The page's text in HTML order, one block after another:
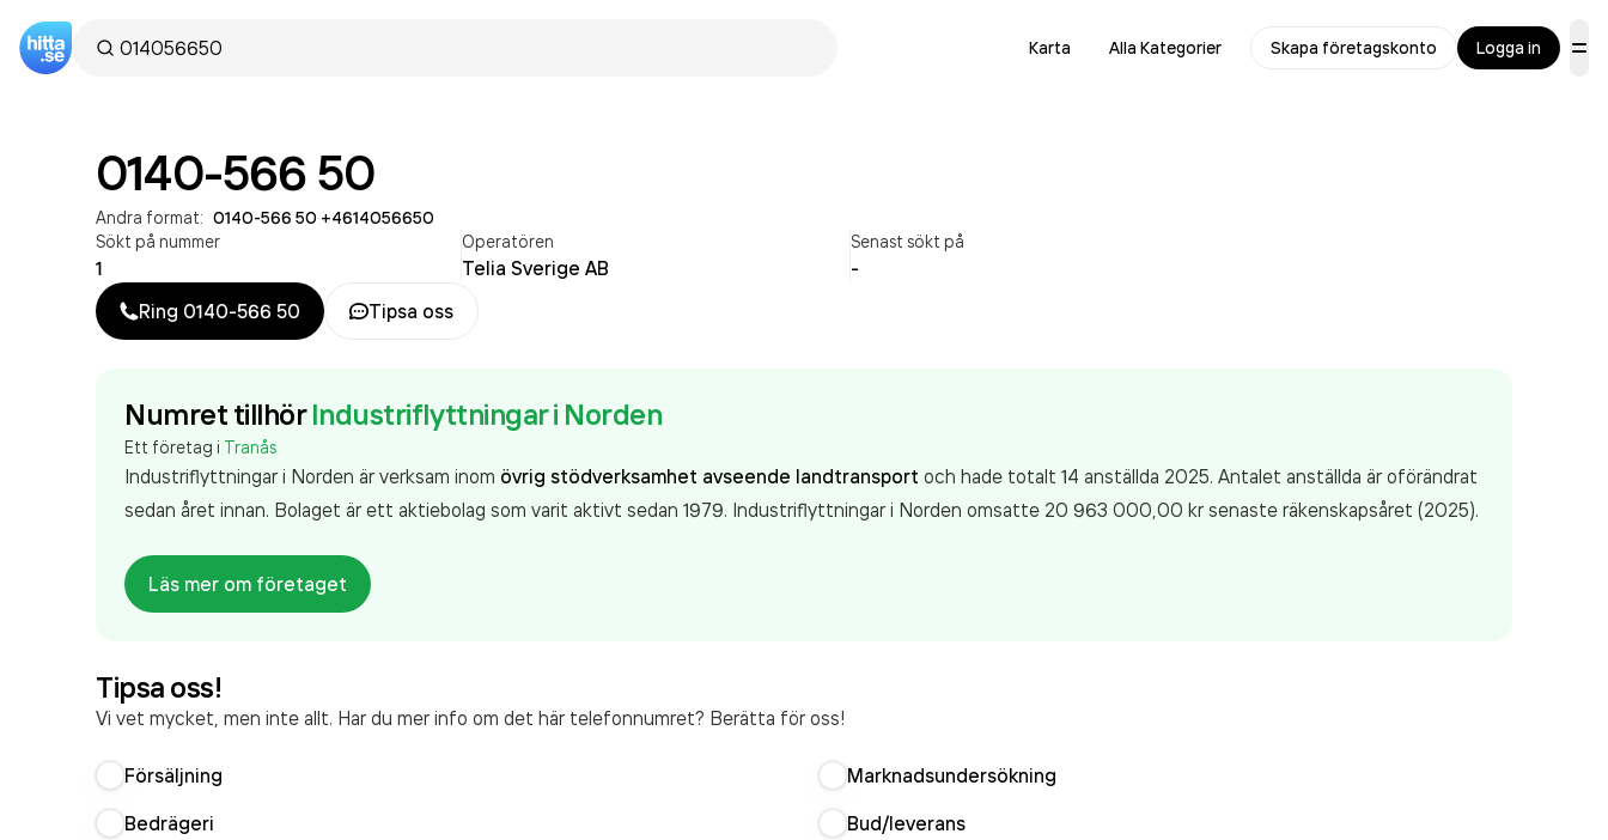
Karta Alla Kategorier Skapa företagskonto Logga in
0140-566 50
Andra format: 0140-566 50 +4614056650
Sökt på nummer
1
Operatören
Telia Sverige AB
Senast sökt på
-
Ring 0140-566 50 Tipsa oss
Numret tillhör Industriflyttningar i Norden
Ett företag i Tranås
Industriflyttningar i Norden är verksam inom övrig stödverksamhet avseende landtransport och hade totalt 14 anställda 2025. Antalet anställda är oförändrat
sedan året innan. Bolaget är ett aktiebolag som varit aktivt sedan 1979. Industriflyttningar i Norden omsatte 20 963 000,00 krsenaste räkenskapsåret (2025).
Läs mer om företaget
Tipsa oss!
Vi vet mycket, men inte allt. Har du mer info om det här telefonnumret? Berätta för oss!
Försäljning
Marknadsundersökning
Bedrägeri
Bud/leverans